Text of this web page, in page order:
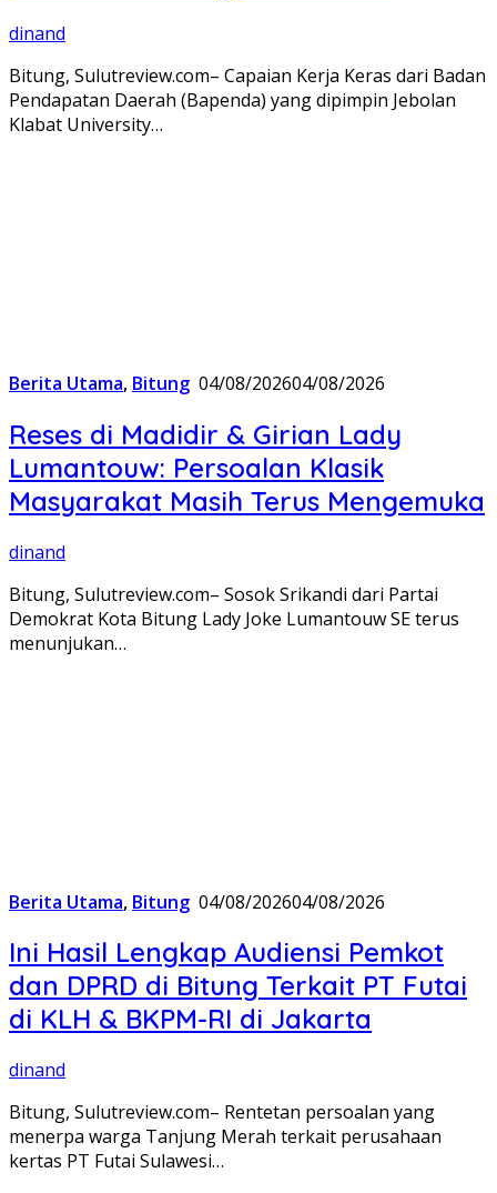
dinand
Bitung, Sulutreview.com– Capaian Kerja Keras dari Badan
Pendapatan Daerah (Bapenda) yang dipimpin Jebolan
Klabat University…
Berita Utama, Bitung 04/08/202604/08/2026
Reses di Madidir & Girian Lady
Lumantouw: Persoalan Klasik
Masyarakat Masih Terus Mengemuka
dinand
Bitung, Sulutreview.com– Sosok Srikandi dari Partai
Demokrat Kota Bitung Lady Joke Lumantouw SE terus
menunjukan…
Berita Utama, Bitung 04/08/202604/08/2026
Ini Hasil Lengkap Audiensi Pemkot
dan DPRD di Bitung Terkait PT Futai
di KLH & BKPM-RI di Jakarta
dinand
Bitung, Sulutreview.com– Rentetan persoalan yang
menerpa warga Tanjung Merah terkait perusahaan
kertas PT Futai Sulawesi…